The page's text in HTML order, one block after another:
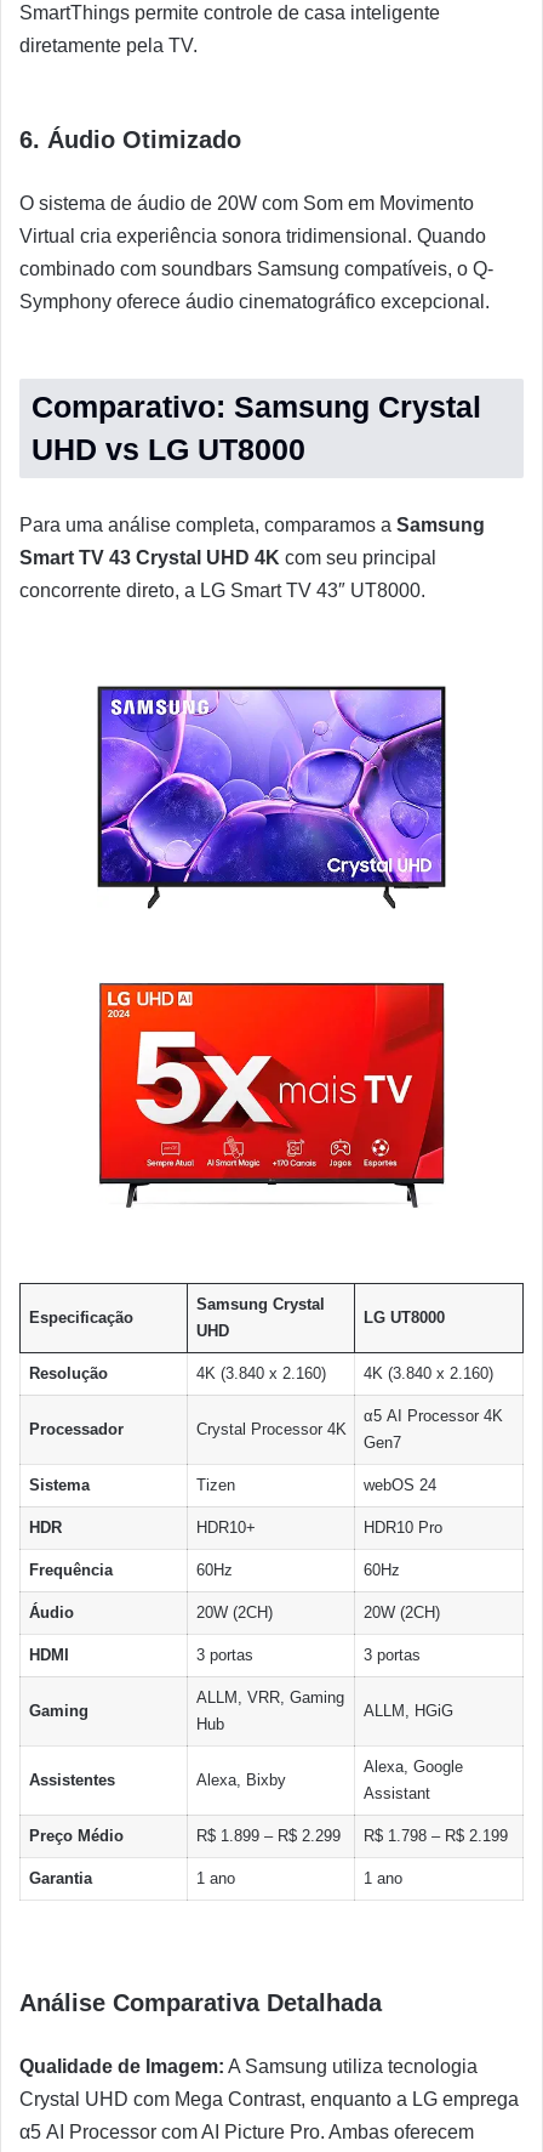
SmartThings permite controle de casa inteligente
diretamente pela TV.
6. Áudio Otimizado
O sistema de áudio de 20W com Som em Movimento
Virtual cria experiência sonora tridimensional. Quando
combinado com soundbars Samsung compatíveis, o Q-
Symphony oferece áudio cinematográfico excepcional.
Comparativo: Samsung Crystal
UHD vs LG UT8000
Para uma análise completa, comparamos a Samsung
Smart TV 43 Crystal UHD 4K com seu principal
concorrente direto, a LG Smart TV 43″ UT8000.
Especificação
Samsung Crystal
UHD
LG UT8000
Resolução 4K (3.840 x 2.160) 4K (3.840 x 2.160)
Processador Crystal Processor 4K
α5 AI Processor 4K
Gen7
Sistema Tizen webOS 24
HDR HDR10+ HDR10 Pro
Frequência 60Hz 60Hz
Áudio 20W (2CH) 20W (2CH)
HDMI 3 portas 3 portas
Gaming
ALLM, VRR, Gaming
Hub
ALLM, HGiG
Assistentes Alexa, Bixby
Alexa, Google
Assistant
Preço Médio R$ 1.899 – R$ 2.299 R$ 1.798 – R$ 2.199
Garantia 1 ano 1 ano
Análise Comparativa Detalhada
Qualidade de Imagem: A Samsung utiliza tecnologia
Crystal UHD com Mega Contrast, enquanto a LG emprega
α5 AI Processor com AI Picture Pro. Ambas oferecem